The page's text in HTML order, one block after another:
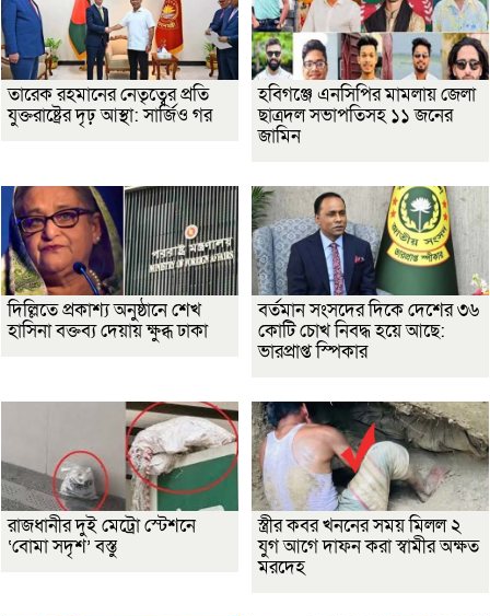
তারেক রহমানের নেতৃত্বের প্রতি
যুক্তরাষ্ট্রের দৃঢ় আস্থা: সার্জিও গর
হবিগঞ্জে এনসিপির মামলায় জেলা
ছাত্রদল সভাপতিসহ ১১ জনের
জামিন
দিল্লিতে প্রকাশ্য অনুষ্ঠানে শেখ
হাসিনা বক্তব্য দেয়ায় ক্ষুব্ধ ঢাকা
বর্তমান সংসদের দিকে দেশের ৩৬
কোটি চোখ নিবদ্ধ হয়ে আছে:
ভারপ্রাপ্ত স্পিকার
রাজধানীর দুই মেট্রো স্টেশনে
‘বোমা সদৃশ’ বস্তু
স্ত্রীর কবর খননের সময় মিলল ২
যুগ আগে দাফন করা স্বামীর অক্ষত
মরদেহ